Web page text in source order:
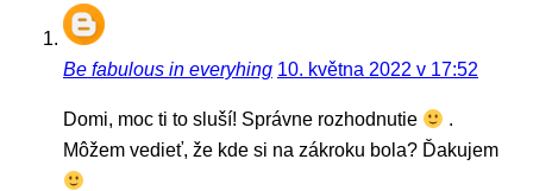
Be fabulous in everyhing 10. května 2022 v 17:52
Domi, moc ti to sluší! Správne rozhodnutie
.
Môžem vedieť, že kde si na zákroku bola? Ďakujem